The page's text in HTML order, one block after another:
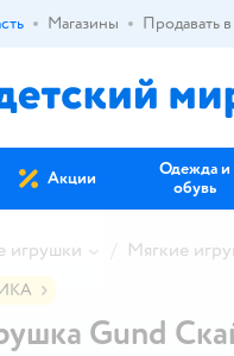
доставки.
Магазины Продавать
Акции
Одежда и
обувь
игрушки Мягкие
Gund